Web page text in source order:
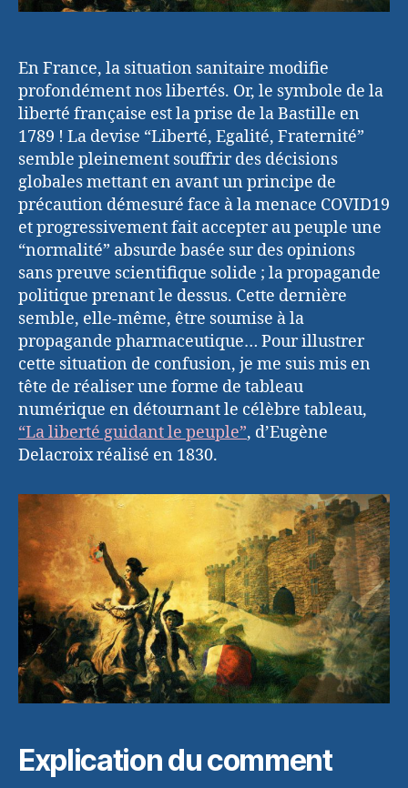
En France, la situation sanitaire modifie
profondément nos libertés. Or, le symbole de la
liberté française est la prise de la Bastille en
1789 ! La devise “Liberté, Egalité, Fraternité”
semble pleinement souffrir des décisions
globales mettant en avant un principe de
précaution démesuré face à la menace COVID19
et progressivement fait accepter au peuple une
“normalité” absurde basée sur des opinions
sans preuve scientifique solide ; la propagande
politique prenant le dessus. Cette dernière
semble, elle-même, être soumise à la
propagande pharmaceutique… Pour illustrer
cette situation de confusion, je me suis mis en
tête de réaliser une forme de tableau
numérique en détournant le célèbre tableau,
“La liberté guidant le peuple”, d’Eugène
Delacroix réalisé en 1830.
Explication du comment